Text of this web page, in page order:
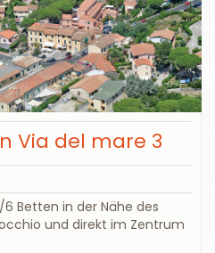
Via del mare 3
Betten in der Nähe des
und direkt im Zentrum